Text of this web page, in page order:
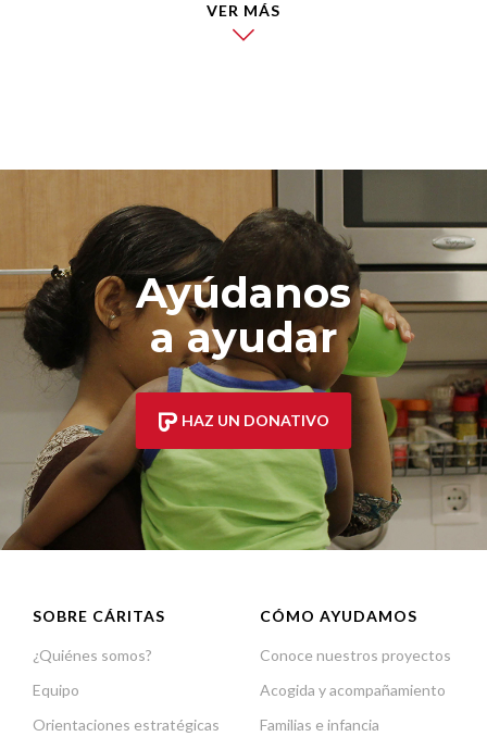
VER MÁS
Ayúdanos
a ayudar
HAZ UN DONATIVO
SOBRE CÁRITAS
¿Quiénes somos?
Equipo
Orientaciones estratégicas
CÓMO AYUDAMOS
Conoce nuestros proyectos
Acogida y acompañamiento
Familias e infancia